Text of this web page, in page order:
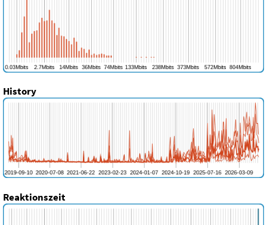
History
Reaktionszeit